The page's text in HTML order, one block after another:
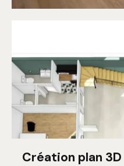
Création plan 3D